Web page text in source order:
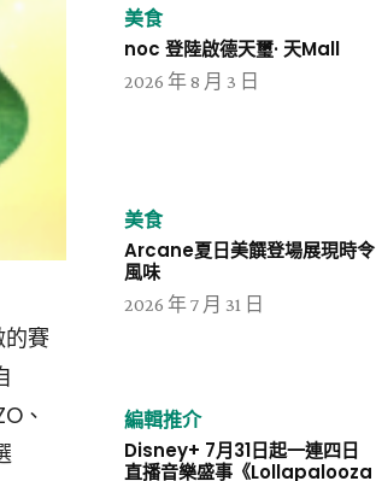
賽
、
美食
noc 登陸啟德天璽· 天Mall
2026 年 8 月 3 日
美食
Arcane夏日美饌登場展現時令
風味
2026 年 7 月 31 日
編輯推介
Disney+ 7月31日起一連四日
直播音樂盛事《Lollapalooza